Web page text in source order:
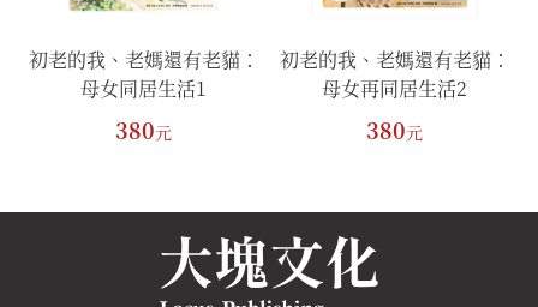
初老的我、老媽還有老貓：
母女同居生活1
380元
初老的我、老媽還有老貓：
母女再同居生活2
380元